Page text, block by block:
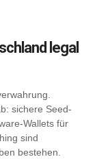
legal
sichere Seed-
Wallets für
sind
bestehen.